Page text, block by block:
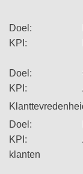
Doel: Meer
​KPI:
Doel:
KPI: Aantal
Doel: Band
KPI: Aantal
klanten